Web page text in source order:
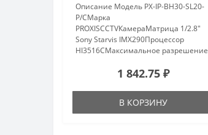
Описание Модель PX-IP-BH30-SL20-
P/CМарка
PROXISCCTVКамераМатрица 1/2.8"
Sony Starvis IMX290Процессор
HI3516СМаксимальное разрешение
электронного затвора 1/25-1/10000
дБОбъектив 3.6 ммИК-подсвет..
1 842.75 ₽
В КОРЗИНУ